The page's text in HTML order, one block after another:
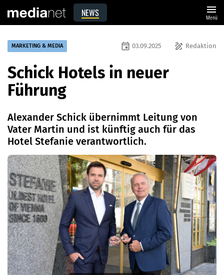
NEWS menu
Menü
MARKETING & MEDIA draw Redaktion
event 03.09.2025
Schick Hotels in neuer
Führung
Alexander Schick übernimmt Leitung von
Vater Martin und ist künftig auch für das
Hotel Stefanie verantwortlich.